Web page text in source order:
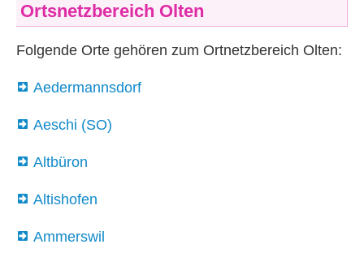
Ortsnetzbereich Olten
Folgende Orte gehören zum Ortnetzbereich Olten:
Aedermannsdorf
Aeschi (SO)
Altbüron
Altishofen
Ammerswil